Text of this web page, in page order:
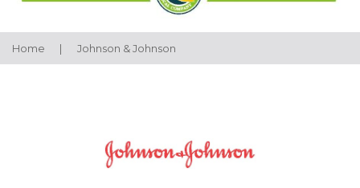
Home | Johnson & Johnson